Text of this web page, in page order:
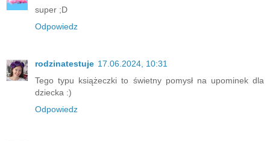
super ;D
Odpowiedz
rodzinatestuje 17.06.2024, 10:31
Tego typu książeczki to świetny pomysł na upominek dla
dziecka :)
Odpowiedz